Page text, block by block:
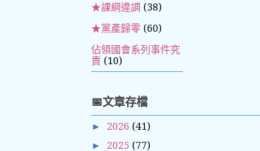
★課綱違調 (38)
★黨產歸零 (60)
佔領國會系列事件究
責 (10)
📅文章存檔
► 2026 (41)
► 2025 (77)